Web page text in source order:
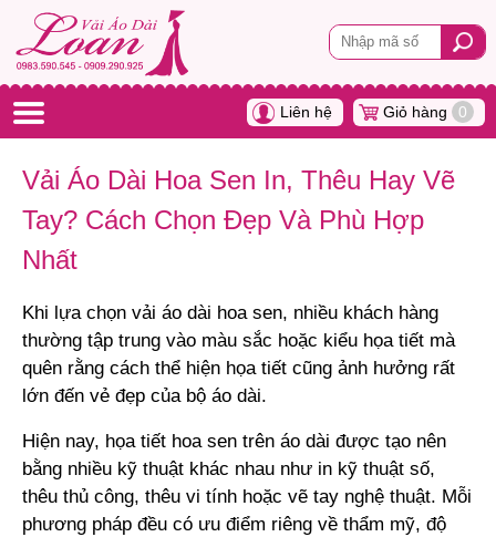
Liên hệ Giỏ hàng 0
Vải Áo Dài Hoa Sen In, Thêu Hay Vẽ
Tay? Cách Chọn Đẹp Và Phù Hợp
Nhất
Khi lựa chọn vải áo dài hoa sen, nhiều khách hàng
thường tập trung vào màu sắc hoặc kiểu họa tiết mà
quên rằng cách thể hiện họa tiết cũng ảnh hưởng rất
lớn đến vẻ đẹp của bộ áo dài.
Hiện nay, họa tiết hoa sen trên áo dài được tạo nên
bằng nhiều kỹ thuật khác nhau như in kỹ thuật số,
thêu thủ công, thêu vi tính hoặc vẽ tay nghệ thuật. Mỗi
phương pháp đều có ưu điểm riêng về thẩm mỹ, độ